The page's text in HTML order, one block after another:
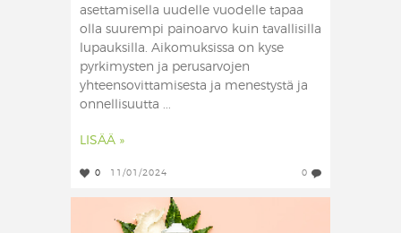
asettamisella uudelle vuodelle tapaa
olla suurempi painoarvo kuin tavallisilla
lupauksilla. Aikomuksissa on kyse
pyrkimysten ja perusarvojen
yhteensovittamisesta ja menestystä ja
onnellisuutta ...
LISÄÄ »
0 11/01/2024 0